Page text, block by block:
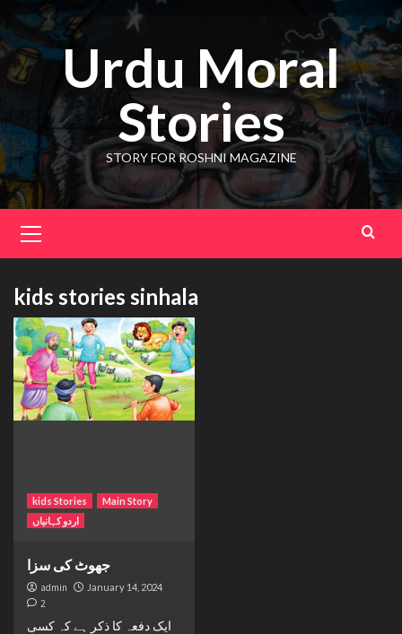
to
content
Urdu Moral
Stories
STORY FOR ROSHNI MAGAZINE
Menu
kids stories sinhala
kids Stories
Main Story
اردو کہانیاں
جھوٹ کی سزا
admin January 14, 2024
2
ایک دفعہ کا ذکر ہے کہ کسی